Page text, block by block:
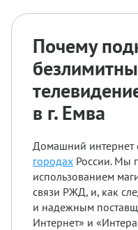
Почему
в г. Емва
Домашний интернет
городах России. Мы
использованием
связи РЖД, и, как
и надежным
Интернет» и